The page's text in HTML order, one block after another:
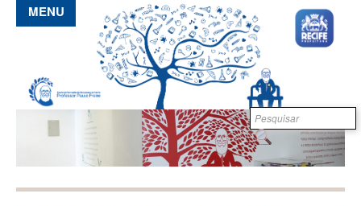
Pular para o conteúdo principal
Formulário de
busca
MENU